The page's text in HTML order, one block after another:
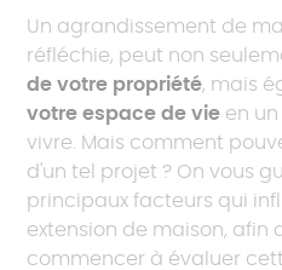
Un agrandissement de
réfléchie, peut non
de votre propriété, mais
votre espace de vie en
vivre. Mais comment
d'un tel projet ? On vous
principaux facteurs qui
extension de maison, afin
commencer à évaluer